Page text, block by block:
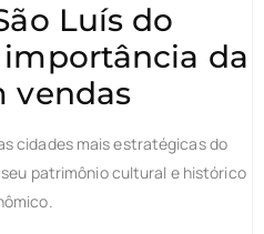
Luís do
importância da
vendas
cidades mais estratégicas do
patrimônio cultural e histórico